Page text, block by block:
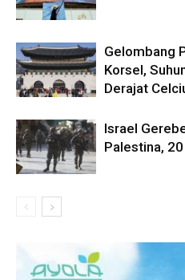
Gelombang
Korsel,
Derajat
Israel
Palestina,